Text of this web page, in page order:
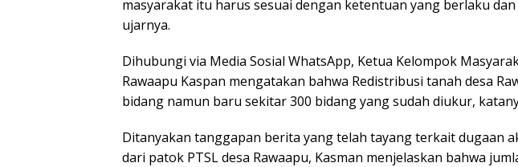
masyarakat itu harus sesuai dengan ketentuan yang berlaku
ujarnya.
Dihubungi via Media Sosial WhatsApp, Ketua Kelompok
Rawaapu Kaspan mengatakan bahwa Redistribusi tanah desa
bidang namun baru sekitar 300 bidang yang sudah diukur,
Ditanyakan tanggapan berita yang telah tayang terkait dugaan
dari patok PTSL desa Rawaapu, Kasman menjelaskan bahwa